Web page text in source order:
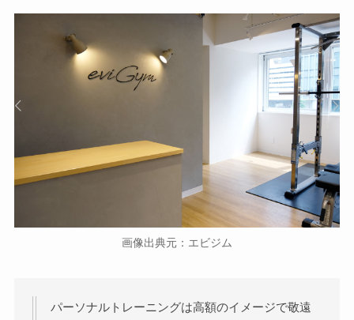
画像出典元：エビジム
パーソナルトレーニングは高額のイメージで敬遠